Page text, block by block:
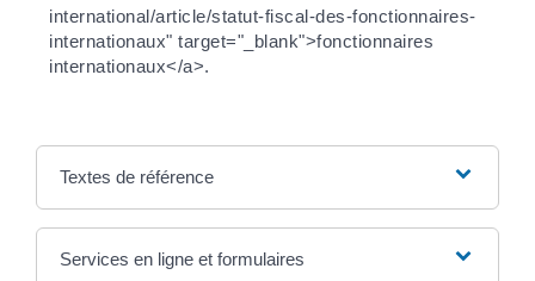
international/article/statut-fiscal-des-fonctionnaires-
internationaux" target="_blank">fonctionnaires
internationaux</a>.
Textes de référence
Services en ligne et formulaires